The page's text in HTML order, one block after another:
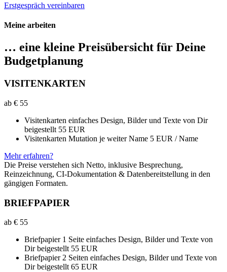
Erstgespräch vereinbaren
Meine arbeiten
… eine kleine Preisübersicht für Deine
Budgetplanung
VISITENKARTEN
ab € 55
Visitenkarten einfaches Design, Bilder und Texte von Dir
beigestellt 55 EUR
Visitenkarten Mutation je weiter Name 5 EUR / Name
Mehr erfahren?
Die Preise verstehen sich Netto, inklusive Besprechung,
Reinzeichnung, CI-Dokumentation & Datenbereitstellung in den
gängigen Formaten.
BRIEFPAPIER
ab € 55
Briefpapier 1 Seite einfaches Design, Bilder und Texte von
Dir beigestellt 55 EUR
Briefpapier 2 Seiten einfaches Design, Bilder und Texte von
Dir beigestellt 65 EUR